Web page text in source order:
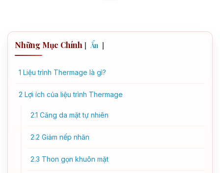
Những Mục Chính [ Ẩn ]
1 Liệu trình Thermage là gì?
2 Lợi ích của liệu trình Thermage
2.1 Căng da mặt tự nhiên
2.2 Giảm nếp nhăn
2.3 Thon gọn khuôn mặt